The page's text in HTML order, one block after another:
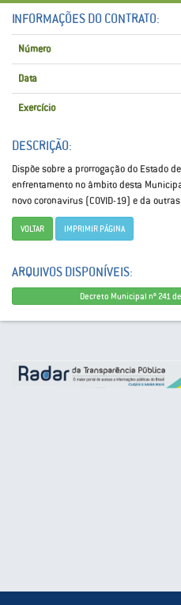
INFORMAÇÕES DO CONTRATO:
Número
Data
Exercício
DESCRIÇÃO:
Dispõe sobre a prorrogação do Estado
enfrentamento no âmbito desta
novo coronavirus (COVID-19) e da
VOLTAR IMPRIMIR PÁGINA
ARQUIVOS DISPONÍVEIS:
Decreto Municipal nº 241